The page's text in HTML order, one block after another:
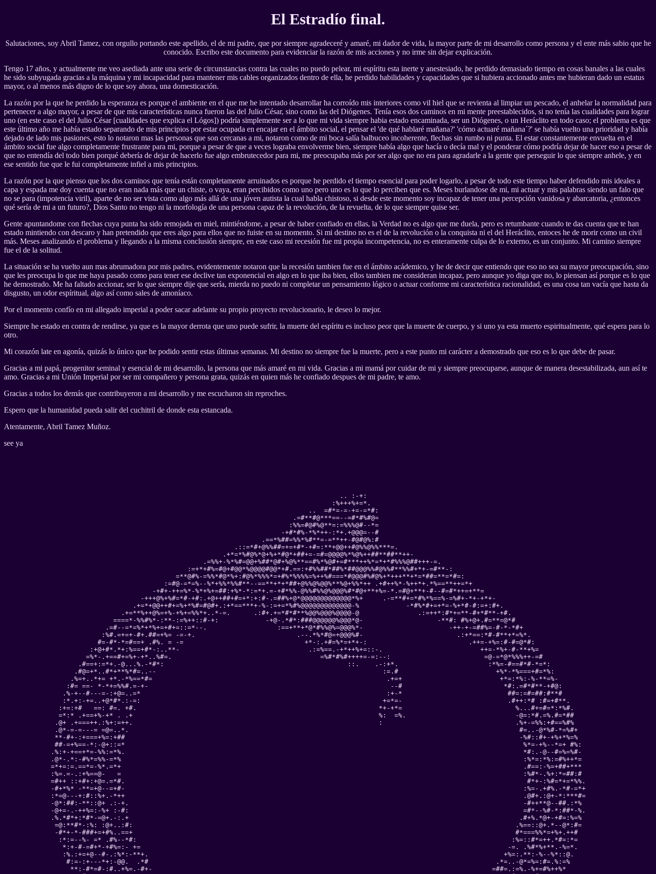
El Estradío final.
Salutaciones, soy Abril Tamez, con orgullo portando este apellido, el de mi padre, que por siempre agradeceré y amaré, mi dador de vida, la mayor parte de mi desarrollo como persona y el ente más sabio que he
conocido. Escribo este documento para evidenciar la razón de mis acciones y no irme sin dejar explicación.
Tengo 17 años, y actualmente me veo asediada ante una serie de circunstancias contra las cuales no puedo pelear, mi espíritu esta inerte y anestesiado, he perdido demasiado tiempo en cosas banales a las cuales
he sido subyugada gracias a la máquina y mi incapacidad para mantener mis cables organizados dentro de ella, he perdido habilidades y capacidades que si hubiera accionado antes me hubieran dado un estatus
mayor, o al menos más digno de lo que soy ahora, una domesticación.
La razón por la que he perdido la esperanza es porque el ambiente en el que me he intentado desarrollar ha corroído mis interiores como vil hiel que se revienta al limpiar un pescado, el anhelar la normalidad para
pertenecer a algo mayor, a pesar de que mis características nunca fueron las del Julio César, sino como las del Diógenes. Tenía esos dos caminos en mi mente preestablecidos, si no tenía las cualidades para lograr
uno (en este caso el del Julio César [cualidades que explica el Lógos]) podría simplemente ser a lo que mi vida siempre habia estado encaminada, ser un Diógenes, o un Heráclito en todo caso; el problema es que
este último año me había estado separando de mis principios por estar ocupada en encajar en el ámbito social, el pensar el 'de qué hablaré mañana?' 'cómo actuaré mañana´?' se había vuelto una prioridad y había
dejado de lado mis pasiones, esto lo notaron mas las personas que son cercanas a mi, notaron como de mi boca salía balbuceo incoherente, flechas sin rumbo ni punta. El estar constantemente envuelta en el
ámbito social fue algo completamente frustrante para mi, porque a pesar de que a veces lograba envolverme bien, siempre había algo que hacía o decía mal y el ponderar cómo podría dejar de hacer eso a pesar de
que no entendía del todo bien porqué debería de dejar de hacerlo fue algo embrutecedor para mi, me preocupaba más por ser algo que no era para agradarle a la gente que perseguir lo que siempre anhele, y en
ese sentido fue que le fui completamente infiel a mis principios.
La razón por la que pienso que los dos caminos que tenía están completamente arruinados es porque he perdido el tiempo esencial para poder logarlo, a pesar de todo este tiempo haber defendido mis ideales a
capa y espada me doy cuenta que no eran nada más que un chiste, o vaya, eran percibidos como uno pero uno es lo que lo perciben que es. Meses burlandose de mi, mi actuar y mis palabras siendo un falo que
no se para (impotencia viril), aparte de no ser vista como algo más allá de una jóven autista la cual habla chistoso, si desde este momento soy incapaz de tener una percepción vanidosa y abarcatoria, ¿entonces
qué sería de mi a un futuro?, Dios Santo no tengo ni la morfología de una persona capaz de la revolución, de la revuelta, de lo que siempre quise ser.
Gente apuntandome con flechas cuya punta ha sido remojada en miel, mintiéndome, a pesar de haber confiado en ellas, la Verdad no es algo que me duela, pero es retumbante cuando te das cuenta que te han
estado mintiendo con descaro y han pretendido que eres algo para ellos que no fuiste en su momento. Si mi destino no es el de la revolución o la conquista ni el del Heráclito, entoces he de morir como un civil
más. Meses analizando el problema y llegando a la misma conclusión siempre, en este caso mi recesión fue mi propia incompetencia, no es enteramente culpa de lo externo, es un conjunto. Mi camino siempre
fue el de la solitud.
La situación se ha vuelto aun mas abrumadora por mis padres, evidentemente notaron que la recesión tambien fue en el ámbito acádemico, y he de decir que entiendo que eso no sea su mayor preocupación, sino
que les preocupa lo que me haya pasado como para tener ese declive tan exponencial en algo en lo que iba bien, ellos tambien me consideran incapaz, pero aunque yo diga que no, lo piensan así porque es lo que
he demostrado. Me ha faltado accionar, ser lo que siempre dije que sería, mierda no puedo ni completar un pensamiento lógico o actuar conforme mi característica racionalidad, es una cosa tan vacía que hasta da
disgusto, un odor espíritual, algo así como sales de amoníaco.
Por el momento confío en mi allegado imperial a poder sacar adelante su propio proyecto revolucionario, le deseo lo mejor.
Siempre he estado en contra de rendirse, ya que es la mayor derrota que uno puede sufrir, la muerte del espíritu es incluso peor que la muerte de cuerpo, y si uno ya esta muerto espiritualmente, qué espera para lo
otro.
Mi corazón late en agonía, quizás lo único que he podido sentir estas últimas semanas. Mi destino no siempre fue la muerte, pero a este punto mi carácter a demostrado que eso es lo que debe de pasar.
Gracias a mi papá, progenitor seminal y esencial de mi desarrollo, la persona que más amaré en mi vida. Gracias a mi mamá por cuidar de mi y siempre preocuparse, aunque de manera desestabilizada, aun así te
amo. Gracias a mi Unión Imperial por ser mi compañero y persona grata, quizás en quien más he confiado despues de mi padre, te amo.
Gracias a todos los demás que contribuyeron a mi desarrollo y me escucharon sin reproches.
Espero que la humanidad pueda salir del cuchitril de donde esta estancada.
Atentamente, Abril Tamez Muñoz.
see ya